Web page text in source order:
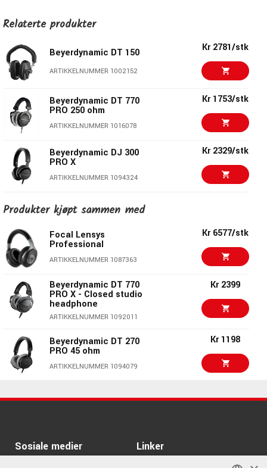
profesjonell monitorering, miksing og mastering.
Detaljert, kraftfull og livlig lyd
Felt for bruk på alle enheter takket være STELLAR.45-
driver med en impedans på 48 ohm
isolasjon
Slitesterkt, holdbart og robust arbeid
Bærekraftige hodetelefoner – laget i Tyskland
Relaterte produkter
Beyerdynamic DT 150
ARTIKKELNUMMER 1002152
Kr 2781/stk
Beyerdynamic DT 770
PRO 250 ohm
ARTIKKELNUMMER 1016078
Kr 1753/stk
Beyerdynamic DJ 300
PRO X
ARTIKKELNUMMER 1094324
Kr 2329/stk
Austrian Audio Hi-X60
Beyerdynamic DT 100
Monitor Headphones
ARTIKKELNUMMER 1091999
Kr 2769/stk
Beyerdynamic DT 770
PRO X - Closed studio
ARTIKKELNUMMER 1092011
Kr 2399
Beyerdynamic DT 770
PRO 80 ohm
Kr 1843/stk
Produkter kjøpt sammen med
Focal Lensys
Professional
ARTIKKELNUMMER 1087363
Kr 6577/stk
Beyerdynamic DT 770
PRO X - Closed studio
headphone
ARTIKKELNUMMER 1092011
Kr 2399
Beyerdynamic DT 270
PRO 45 ohm
ARTIKKELNUMMER 1094079
Kr 1198
Beyerdynamic DT 150
Focal Listen Pro
Sosiale medier Linker